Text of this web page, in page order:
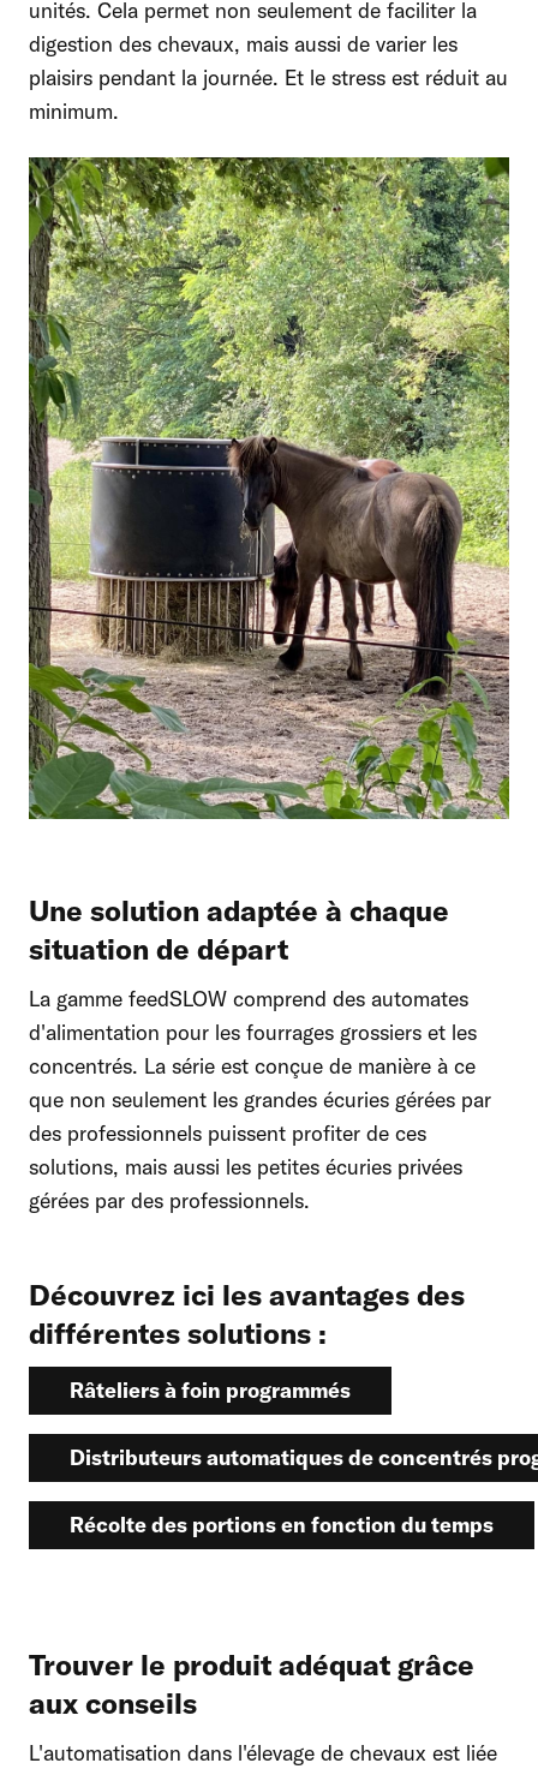
unités. Cela permet non seulement de faciliter la
digestion des chevaux, mais aussi de varier les
plaisirs pendant la journée. Et le stress est réduit au
minimum.
Une solution adaptée à chaque
situation de départ
La gamme feedSLOW comprend des automates
d'alimentation pour les fourrages grossiers et les
concentrés. La série est conçue de manière à ce
que non seulement les grandes écuries gérées par
des professionnels puissent profiter de ces
solutions, mais aussi les petites écuries privées
gérées par des professionnels.
Découvrez ici les avantages des
différentes solutions :
Râteliers à foin programmés
Distributeurs automatiques de concentrés
Récolte des portions en fonction du temps
Trouver le produit adéquat grâce
aux conseils
L'automatisation dans l'élevage de chevaux est liée